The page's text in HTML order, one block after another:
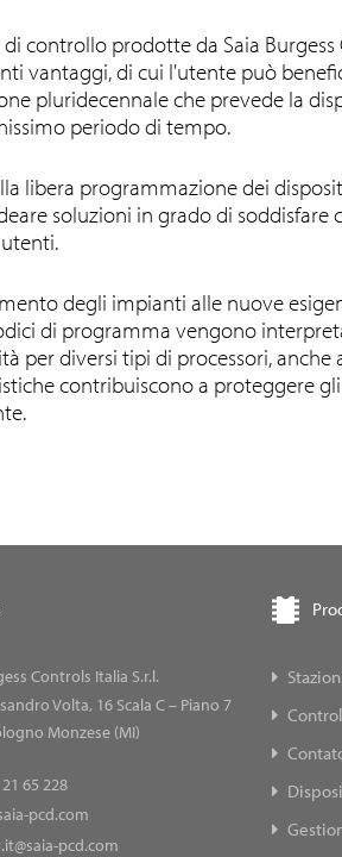
controllo prodotte da Saia
vantaggi, di cui l'utente può
pluridecennale che prevede la
periodo di tempo.
libera programmazione dei
soluzioni in grado di
degli impianti alle nuove
di programma vengono
per diversi tipi di processori,
contribuiscono a proteggere
Controls Italia S.r.l.
Volta, 16 Scala C – Piano 7
Monzese (MI)
65 228
pcd.com
pcd.com